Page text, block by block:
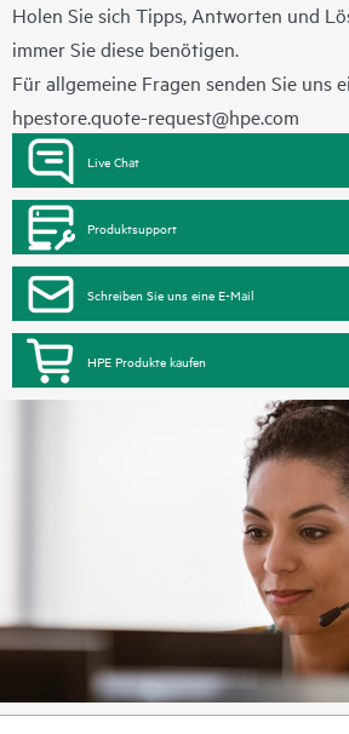
Holen Sie sich Tipps, Antworten und
immer Sie diese benötigen.
Für allgemeine Fragen senden Sie uns
hpestore.quote-request@hpe.com
Live Chat
Produktsupport
Schreiben Sie uns eine E-Mail
HPE Produkte kaufen